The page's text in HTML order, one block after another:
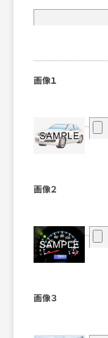
画像１
画像２
画像３